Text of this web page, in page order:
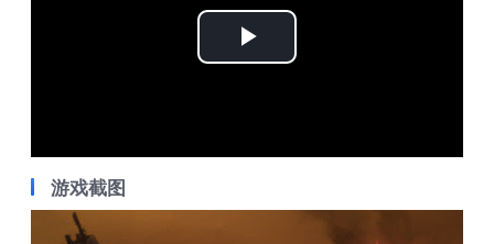
Play
游戏截图